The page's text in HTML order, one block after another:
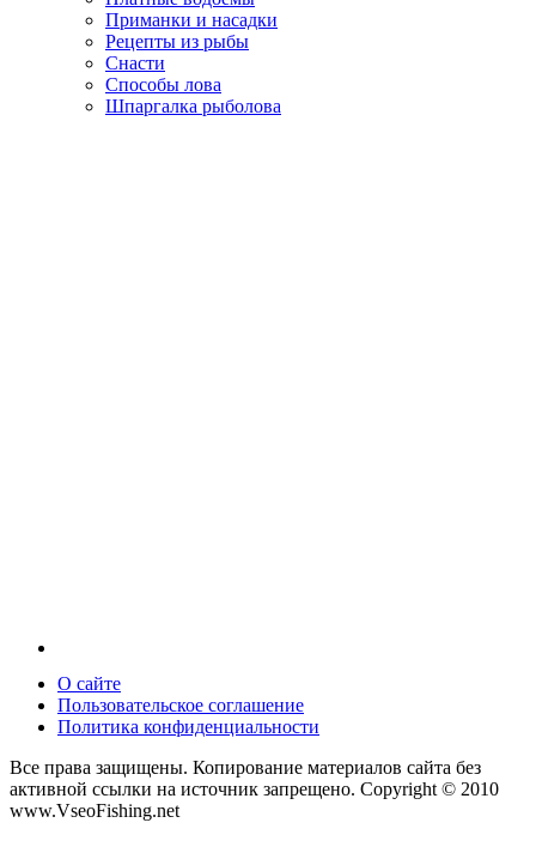
Приманки и насадки
Рецепты из рыбы
Снасти
Способы лова
Шпаргалка рыболова
О сайте
Пользовательское соглашение
Политика конфиденциальности
Все права защищены. Копирование материалов сайта без
активной ссылки на источник запрещено. Copyright © 2010
www.VseoFishing.net